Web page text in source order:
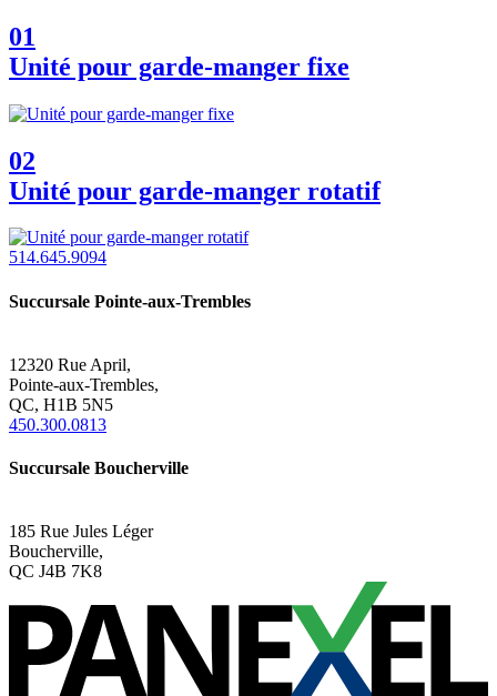
01
Unité pour garde-manger fixe
02
Unité pour garde-manger rotatif
514.645.9094
Succursale Pointe-aux-Trembles
12320 Rue April,
Pointe-aux-Trembles,
QC, H1B 5N5
450.300.0813
Succursale Boucherville
185 Rue Jules Léger
Boucherville,
QC J4B 7K8